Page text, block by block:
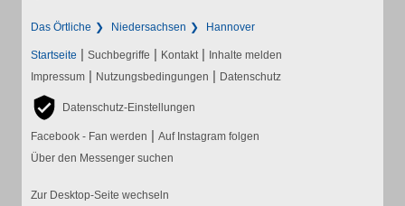
Das Örtliche Niedersachsen Hannover
Startseite | Suchbegriffe | Kontakt | Inhalte melden
Impressum | Nutzungsbedingungen | Datenschutz
Datenschutz-Einstellungen
Facebook - Fan werden | Auf Instagram folgen
Über den Messenger suchen
Zur Desktop-Seite wechseln